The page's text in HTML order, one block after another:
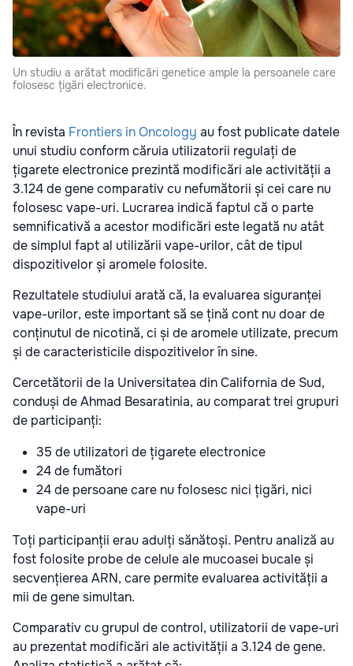
Un studiu a arătat modificări genetice ample la persoanele care
folosesc țigări electronice.
În revista Frontiers in Oncology au fost publicate datele
unui studiu conform căruia utilizatorii regulați de
țigarete electronice prezintă modificări ale activității a
3.124 de gene comparativ cu nefumătorii și cei care nu
folosesc vape-uri. Lucrarea indică faptul că o parte
semnificativă a acestor modificări este legată nu atât
de simplul fapt al utilizării vape-urilor, cât de tipul
dispozitivelor și aromele folosite.
Rezultatele studiului arată că, la evaluarea siguranței
vape-urilor, este important să se țină cont nu doar de
conținutul de nicotină, ci și de aromele utilizate, precum
și de caracteristicile dispozitivelor în sine.
Cercetătorii de la Universitatea din California de Sud,
conduși de Ahmad Besaratinia, au comparat trei grupuri
de participanți:
35 de utilizatori de țigarete electronice
24 de fumători
24 de persoane care nu folosesc nici țigări, nici
vape-uri
Toți participanții erau adulți sănătoși. Pentru analiză au
fost folosite probe de celule ale mucoasei bucale și
secvențierea ARN, care permite evaluarea activității a
mii de gene simultan.
Comparativ cu grupul de control, utilizatorii de vape-uri
au prezentat modificări ale activității a 3.124 de gene.